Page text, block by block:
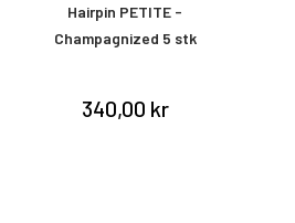
Hairpin PETITE -
Champagnized 5 stk
340,00 kr